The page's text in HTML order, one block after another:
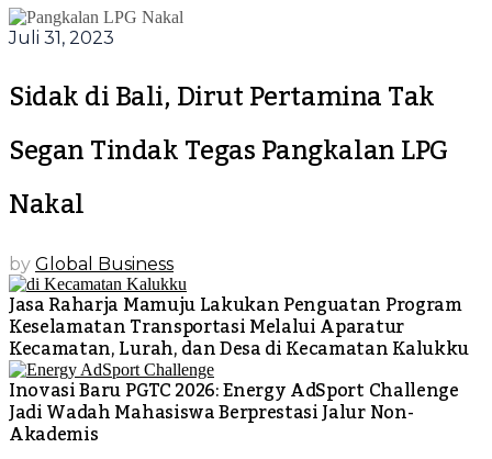
Juli 31, 2023
Sidak di Bali, Dirut Pertamina Tak
Segan Tindak Tegas Pangkalan LPG
Nakal
by Global Business
Jasa Raharja Mamuju Lakukan Penguatan Program
Keselamatan Transportasi Melalui Aparatur
Kecamatan, Lurah, dan Desa di Kecamatan Kalukku
Inovasi Baru PGTC 2026: Energy AdSport Challenge
Jadi Wadah Mahasiswa Berprestasi Jalur Non-
Akademis